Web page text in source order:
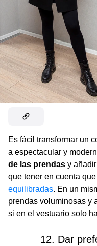
Es fácil transformar un
a espectacular y
de las prendas y
que tener en cuenta
equilibradas. En un
prendas voluminosas y
si en el vestuario solo
12. Dar